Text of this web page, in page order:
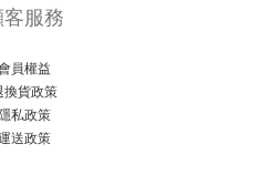
服務
員權益
換貨政策
私政策
送政策